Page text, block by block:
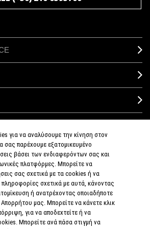
CONNECT
για να αναλύσουμε την κίνηση στον
σας παρέχουμε εξατομικευμένο
βάσει των ενδιαφερόντων σας και
πλατφόρμες. Μπορείτε να
σας σχετικά με τα cookies ή να
σχετικά με αυτά, κάνοντας
ή ανατρέχοντας οποιαδήποτε
μας. Μπορείτε να κάνετε κλικ
για να αποδεχτείτε ή να
Μπορείτε ανά πάσα στιγμή να